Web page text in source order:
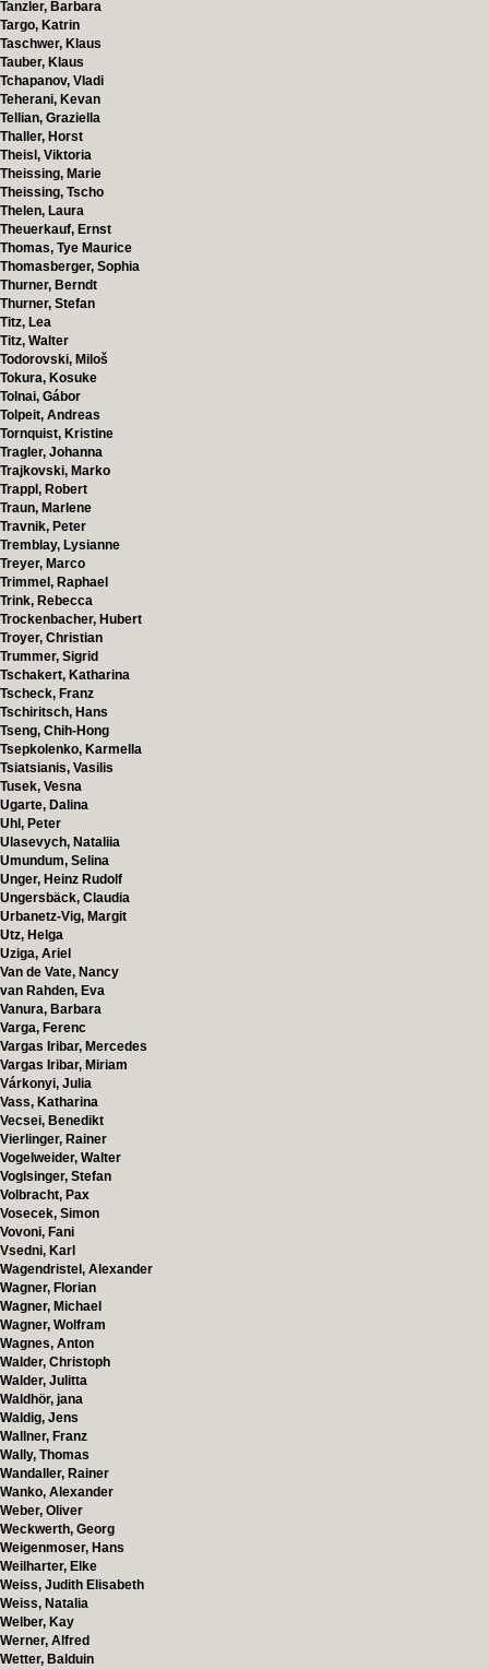
Tanzler, Barbara
Targo, Katrin
Taschwer, Klaus
Tauber, Klaus
Tchapanov, Vladi
Teherani, Kevan
Tellian, Graziella
Thaller, Horst
Theisl, Viktoria
Theissing, Marie
Theissing, Tscho
Thelen, Laura
Theuerkauf, Ernst
Thomas, Tye Maurice
Thomasberger, Sophia
Thurner, Berndt
Thurner, Stefan
Titz, Lea
Titz, Walter
Todorovski, Miloš
Tokura, Kosuke
Tolnai, Gábor
Tolpeit, Andreas
Tornquist, Kristine
Tragler, Johanna
Trajkovski, Marko
Trappl, Robert
Traun, Marlene
Travnik, Peter
Tremblay, Lysianne
Treyer, Marco
Trimmel, Raphael
Trink, Rebecca
Trockenbacher, Hubert
Troyer, Christian
Trummer, Sigrid
Tschakert, Katharina
Tscheck, Franz
Tschiritsch, Hans
Tseng, Chih-Hong
Tsepkolenko, Karmella
Tsiatsianis, Vasilis
Tusek, Vesna
Ugarte, Dalina
Uhl, Peter
Ulasevych, Nataliia
Umundum, Selina
Unger, Heinz Rudolf
Ungersbäck, Claudia
Urbanetz-Vig, Margit
Utz, Helga
Uziga, Ariel
Van de Vate, Nancy
van Rahden, Eva
Vanura, Barbara
Varga, Ferenc
Vargas Iribar, Mercedes
Vargas Iribar, Miriam
Várkonyi, Julia
Vass, Katharina
Vecsei, Benedikt
Vierlinger, Rainer
Vogelweider, Walter
Voglsinger, Stefan
Volbracht, Pax
Vosecek, Simon
Vovoni, Fani
Vsedni, Karl
Wagendristel, Alexander
Wagner, Florian
Wagner, Michael
Wagner, Wolfram
Wagnes, Anton
Walder, Christoph
Walder, Julitta
Waldhör, jana
Waldig, Jens
Wallner, Franz
Wally, Thomas
Wandaller, Rainer
Wanko, Alexander
Weber, Oliver
Weckwerth, Georg
Weigenmoser, Hans
Weilharter, Elke
Weiss, Judith Elisabeth
Weiss, Natalia
Welber, Kay
Werner, Alfred
Wetter, Balduin